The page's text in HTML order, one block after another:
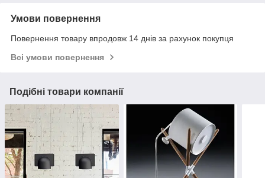
Умови повернення
Повернення товару впродовж 14 днів за рахунок покупця
Всі умови повернення
Подібні товари компанії